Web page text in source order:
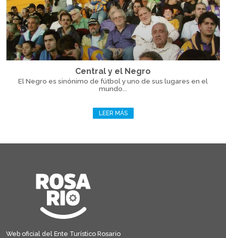
Central y el Negro
El Negro es sinónimo de fútbol y uno de sus lugares en el
mundo...
LEER MÁS
Web oficial del Ente Turístico Rosario